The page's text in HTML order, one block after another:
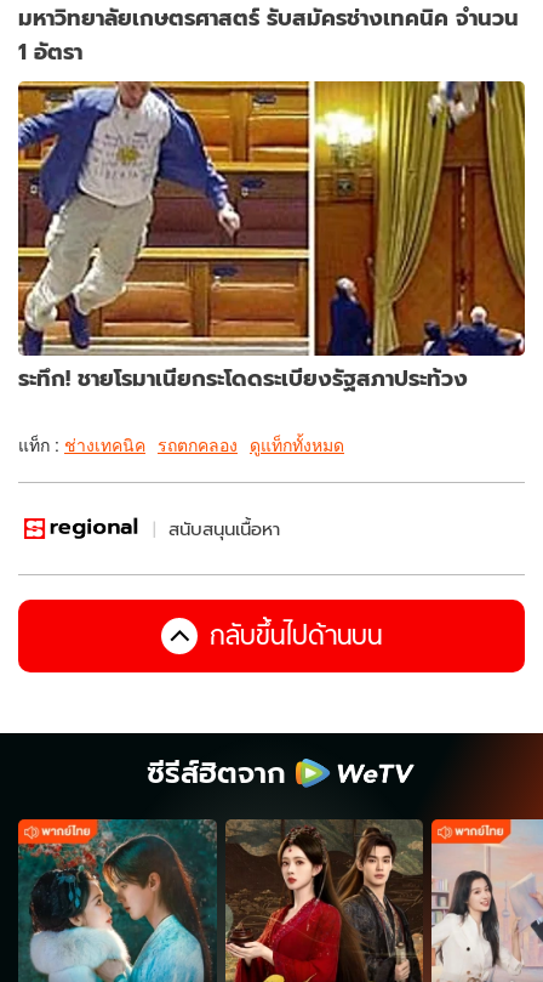
มหาวิทยาลัยเกษตรศาสตร์ รับสมัครช่างเทคนิค จำนวน
1 อัตรา
ระทึก! ชายโรมาเนียกระโดดระเบียงรัฐสภาประท้วง
แท็ก : ช่างเทคนิค รถตกคลอง ดูแท็กทั้งหมด
สนับสนุนเนื้อหา
กลับขึ้นไปด้านบน
ซีรีส์ฮิตจาก